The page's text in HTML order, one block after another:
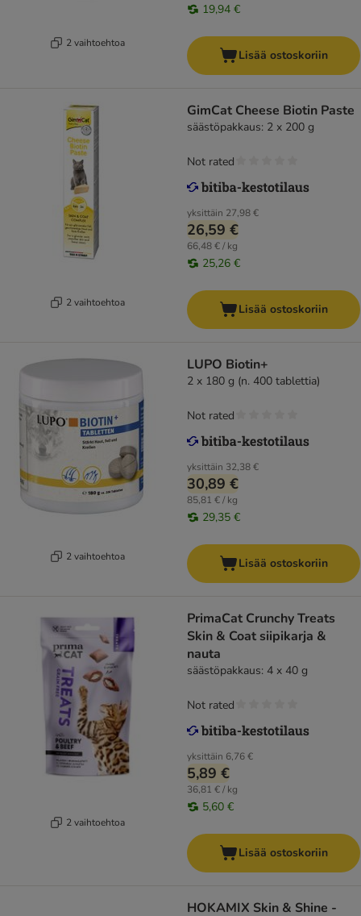
2 vaihtoehtoa
19,94 €
Lisää ostoskoriin
2 vaihtoehtoa
GimCat Cheese Biotin Paste
säästöpakkaus: 2 x 200 g
yksittäin 27,98 €
26,59 €
66,48 € / kg
25,26 €
Not rated
Lisää ostoskoriin
2 vaihtoehtoa
LUPO Biotin+
2 x 180 g (n. 400 tablettia)
yksittäin 32,38 €
30,89 €
85,81 € / kg
29,35 €
Not rated
Lisää ostoskoriin
2 vaihtoehtoa
PrimaCat Crunchy Treats
Skin & Coat siipikarja &
nauta
säästöpakkaus: 4 x 40 g
yksittäin 6,76 €
5,89 €
36,81 € / kg
5,60 €
Not rated
Lisää ostoskoriin
HOKAMIX Skin & Shine -